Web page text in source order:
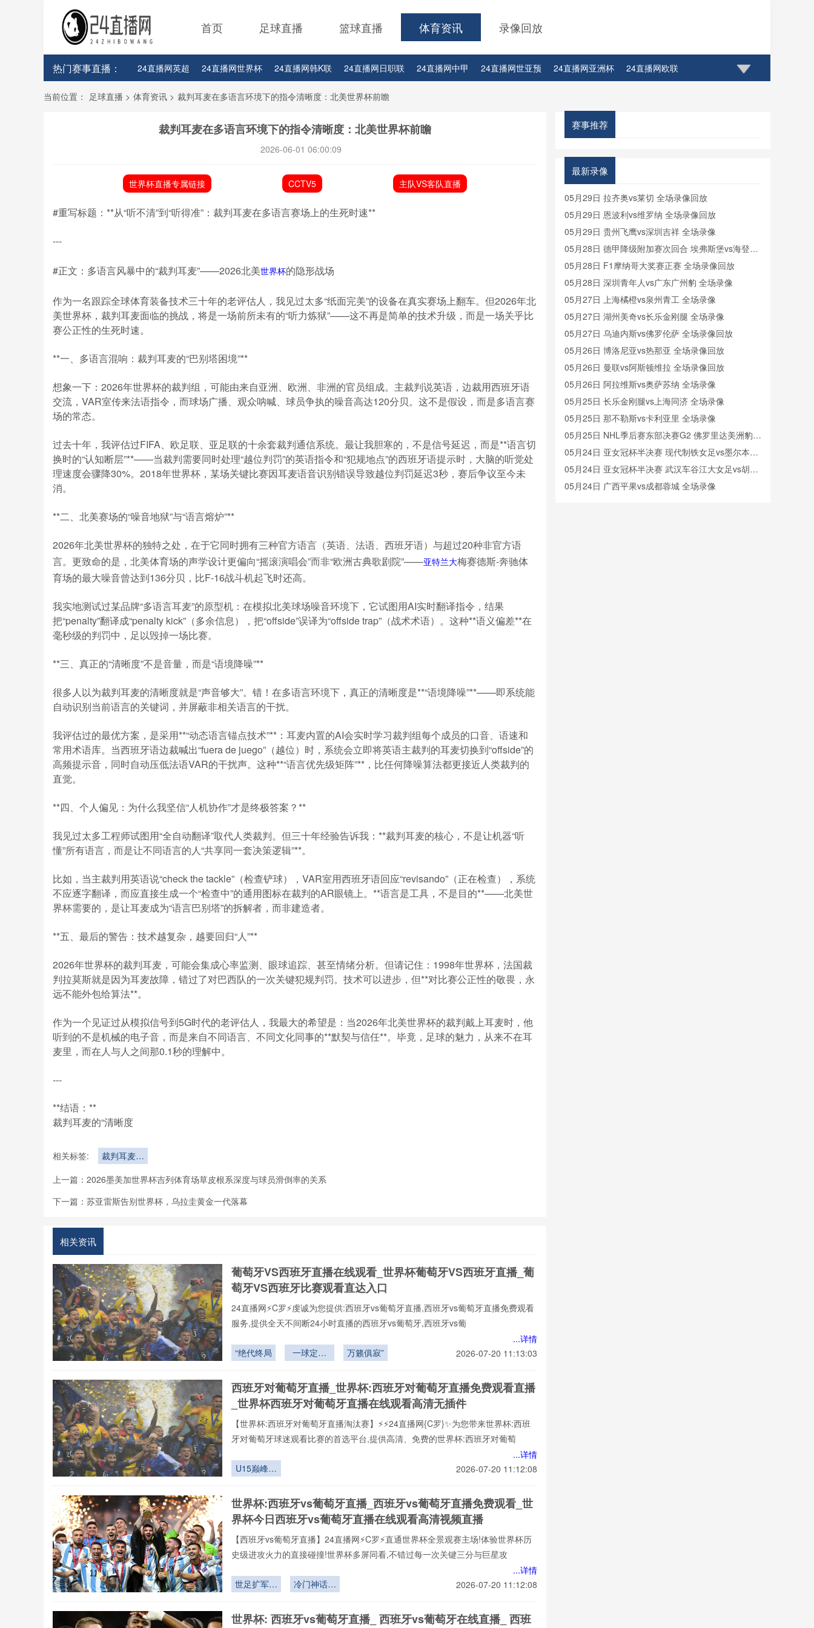
首页 足球直播 篮球直播 体育资讯 录像回放
热门赛事直播： 24直播网英超 24直播网世界杯 24直播网韩K联 24直播网日职联 24直播网中甲 24直播网世亚预 24直播网亚洲杯 24直播网欧联
24直播网意甲 24直播网法甲 24直播网西甲 24直播网德甲
当前位置： 足球直播 > 体育资讯 > 裁判耳麦在多语言环境下的指令清晰度：北美世界杯前瞻
裁判耳麦在多语言环境下的指令清晰度：北美世界杯前瞻
2026-06-01 06:00:09
世界杯直播专属链接 CCTV5 主队VS客队直播
#重写标题：**从“听不清”到“听得准”：裁判耳麦在多语言赛场上的生死时速**
---
#正文：多语言风暴中的“裁判耳麦”——2026北美世界杯的隐形战场
作为一名跟踪全球体育装备技术三十年的老评估人，我见过太多“纸面完美”的设备在真实赛场上翻车。但2026年北
美世界杯，裁判耳麦面临的挑战，将是一场前所未有的“听力炼狱”——这不再是简单的技术升级，而是一场关乎比
赛公正性的生死时速。
**一、多语言混响：裁判耳麦的“巴别塔困境”**
想象一下：2026年世界杯的裁判组，可能由来自亚洲、欧洲、非洲的官员组成。主裁判说英语，边裁用西班牙语
交流，VAR室传来法语指令，而球场广播、观众呐喊、球员争执的噪音高达120分贝。这不是假设，而是多语言赛
场的常态。
过去十年，我评估过FIFA、欧足联、亚足联的十余套裁判通信系统。最让我胆寒的，不是信号延迟，而是**语言切
换时的“认知断层”**——当裁判需要同时处理“越位判罚”的英语指令和“犯规地点”的西班牙语提示时，大脑的听觉处
理速度会骤降30%。2018年世界杯，某场关键比赛因耳麦语音识别错误导致越位判罚延迟3秒，赛后争议至今未
消。
**二、北美赛场的“噪音地狱”与“语言熔炉”**
2026年北美世界杯的独特之处，在于它同时拥有三种官方语言（英语、法语、西班牙语）与超过20种非官方语
言。更致命的是，北美体育场的声学设计更偏向“摇滚演唱会”而非“欧洲古典歌剧院”——亚特兰大梅赛德斯-奔驰体
育场的最大噪音曾达到136分贝，比F-16战斗机起飞时还高。
我实地测试过某品牌“多语言耳麦”的原型机：在模拟北美球场噪音环境下，它试图用AI实时翻译指令，结果
把“penalty”翻译成“penalty kick”（多余信息），把“offside”误译为“offside trap”（战术术语）。这种**语义偏差**在
毫秒级的判罚中，足以毁掉一场比赛。
**三、真正的“清晰度”不是音量，而是“语境降噪”**
很多人以为裁判耳麦的清晰度就是“声音够大”。错！在多语言环境下，真正的清晰度是**“语境降噪”**——即系统能
自动识别当前语言的关键词，并屏蔽非相关语言的干扰。
我评估过的最优方案，是采用**“动态语言锚点技术”**：耳麦内置的AI会实时学习裁判组每个成员的口音、语速和
常用术语库。当西班牙语边裁喊出“fuera de juego”（越位）时，系统会立即将英语主裁判的耳麦切换到“offside”的
高频提示音，同时自动压低法语VAR的干扰声。这种**“语言优先级矩阵”**，比任何降噪算法都更接近人类裁判的
直觉。
**四、个人偏见：为什么我坚信“人机协作”才是终极答案？**
我见过太多工程师试图用“全自动翻译”取代人类裁判。但三十年经验告诉我：**裁判耳麦的核心，不是让机器“听
懂”所有语言，而是让不同语言的人“共享同一套决策逻辑”**。
比如，当主裁判用英语说“check the tackle”（检查铲球），VAR室用西班牙语回应“revisando”（正在检查），系统
不应逐字翻译，而应直接生成一个“检查中”的通用图标在裁判的AR眼镜上。**语言是工具，不是目的**——北美世
界杯需要的，是让耳麦成为“语言巴别塔”的拆解者，而非建造者。
**五、最后的警告：技术越复杂，越要回归“人”**
2026年世界杯的裁判耳麦，可能会集成心率监测、眼球追踪、甚至情绪分析。但请记住：1998年世界杯，法国裁
判拉莫斯就是因为耳麦故障，错过了对巴西队的一次关键犯规判罚。技术可以进步，但**对比赛公正性的敬畏，永
远不能外包给算法**。
作为一个见证过从模拟信号到5G时代的老评估人，我最大的希望是：当2026年北美世界杯的裁判戴上耳麦时，他
听到的不是机械的电子音，而是来自不同语言、不同文化同事的**默契与信任**。毕竟，足球的魅力，从来不在耳
麦里，而在人与人之间那0.1秒的理解中。
---
**结语：**
裁判耳麦的“清晰度
相关标签:
裁判耳麦在
下的指令清
世界杯前瞻
上一篇： 2026墨美加世界杯吉列体育场草皮根系深度与球员滑倒率的关系
下一篇： 苏亚雷斯告别世界杯，乌拉圭黄金一代落幕
相关资讯
葡萄牙VS西班牙直播在线观看_世界杯葡萄牙VS西班牙直播_葡
萄牙VS西班牙比赛观看直达入口
24直播网⚡️C罗⚡️虔诚为您提供:西班牙vs葡萄牙直播,西班牙vs葡萄牙直播免费观看
服务,提供全天不间断24小时直播的西班牙vs葡萄牙,西班牙vs葡
...详情
“绝代终局
一球定乾
万籁俱寂” 2026-07-20 11:13:03
西班牙对葡萄牙直播_世界杯:西班牙对葡萄牙直播免费观看直播
_世界杯西班牙对葡萄牙直播在线观看高清无插件
【世界杯:西班牙对葡萄牙直播淘汰赛】⚡⚡24直播网{C罗}✨为您带来世界杯:西班
牙对葡萄牙球迷观看比赛的首选平台,提供高清、免费的世界杯:西班牙对葡萄
...详情
U15巅峰遴
练营
2026-07-20 11:12:08
世界杯:西班牙vs葡萄牙直播_西班牙vs葡萄牙直播免费观看_世
界杯今日西班牙vs葡萄牙直播在线观看高清视频直播
【西班牙vs葡萄牙直播】24直播网⚡️C罗⚡️直通世界杯全景观赛主场!体验世界杯历
史级进攻火力的直接碰撞!世界杯多屏同看,不错过每一次关键三分与巨星攻
...详情
世足扩军引
冷门神话恐
2026-07-20 11:12:08
世界杯: 西班牙vs葡萄牙直播_ 西班牙vs葡萄牙在线直播_ 西班
赛事推荐
最新录像
05月29日 拉齐奥vs莱切 全场录像回放
05月29日 恩波利vs维罗纳 全场录像回放
05月29日 贵州飞鹰vs深圳吉祥 全场录像
05月28日 德甲降级附加赛次回合 埃弗斯堡vs海登海
姆 全场录像回放
05月28日 F1摩纳哥大奖赛正赛 全场录像回放
05月28日 深圳青年人vs广东广州豹 全场录像
05月27日 上海橘橙vs泉州青工 全场录像
05月27日 湖州美奇vs长乐金刚腿 全场录像
05月27日 乌迪内斯vs佛罗伦萨 全场录像回放
05月26日 博洛尼亚vs热那亚 全场录像回放
05月26日 曼联vs阿斯顿维拉 全场录像回放
05月26日 阿拉维斯vs奥萨苏纳 全场录像
05月25日 长乐金刚腿vs上海同济 全场录像
05月25日 那不勒斯vs卡利亚里 全场录像
05月25日 NHL季后赛东部决赛G2 佛罗里达美洲豹vs
卡罗莱纳飓风 全场录像回放
05月24日 亚女冠杯半决赛 现代制铁女足vs墨尔本城
女足 全场录像
05月24日 亚女冠杯半决赛 武汉车谷江大女足vs胡志
明市女足 全场录像回放
05月24日 广西平果vs成都蓉城 全场录像